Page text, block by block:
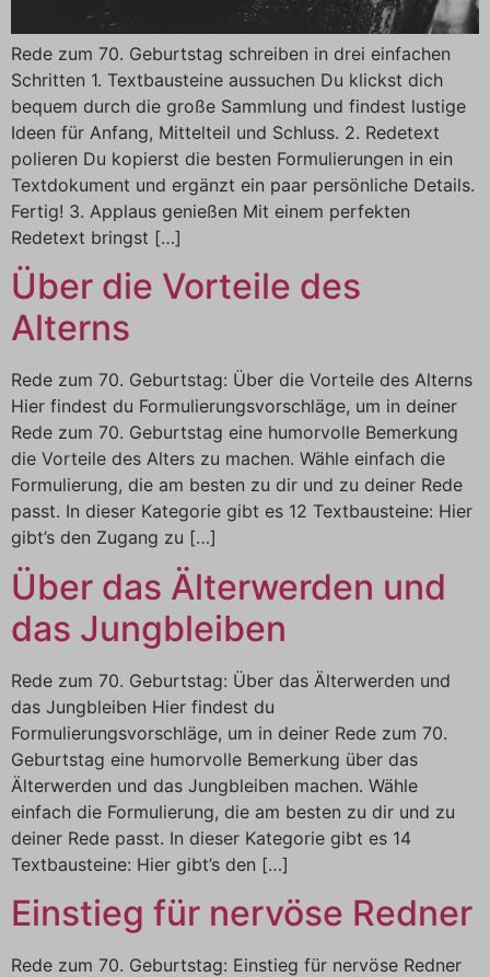
Rede zum 70. Geburtstag schreiben in drei einfachen
Schritten 1. Textbausteine aussuchen Du klickst dich
bequem durch die große Sammlung und findest lustige
Ideen für Anfang, Mittelteil und Schluss. 2. Redetext
polieren Du kopierst die besten Formulierungen in ein
Textdokument und ergänzt ein paar persönliche Details.
Fertig! 3. Applaus genießen Mit einem perfekten
Redetext bringst […]
Über die Vorteile des
Alterns
Rede zum 70. Geburtstag: Über die Vorteile des Alterns
Hier findest du Formulierungsvorschläge, um in deiner
Rede zum 70. Geburtstag eine humorvolle Bemerkung
die Vorteile des Alters zu machen. Wähle einfach die
Formulierung, die am besten zu dir und zu deiner Rede
passt. In dieser Kategorie gibt es 12 Textbausteine: Hier
gibt’s den Zugang zu […]
Über das Älterwerden und
das Jungbleiben
Rede zum 70. Geburtstag: Über das Älterwerden und
das Jungbleiben Hier findest du
Formulierungsvorschläge, um in deiner Rede zum 70.
Geburtstag eine humorvolle Bemerkung über das
Älterwerden und das Jungbleiben machen. Wähle
einfach die Formulierung, die am besten zu dir und zu
deiner Rede passt. In dieser Kategorie gibt es 14
Textbausteine: Hier gibt’s den […]
Einstieg für nervöse Redner
Rede zum 70. Geburtstag: Einstieg für nervöse Redner